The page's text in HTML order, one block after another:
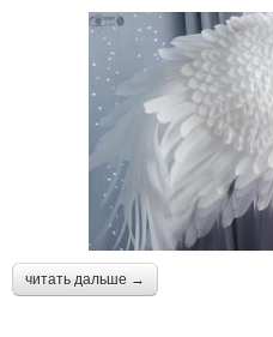
читать дальше →